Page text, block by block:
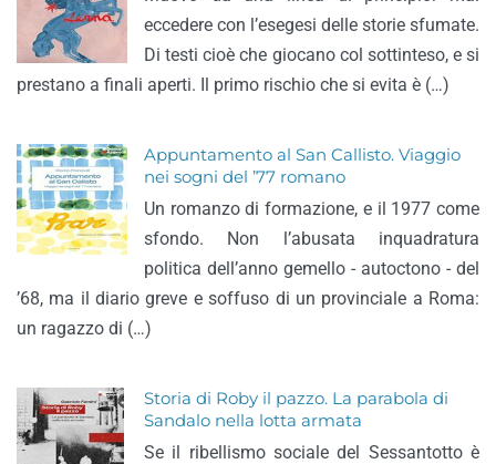
eccedere con l’esegesi delle storie sfumate.
Di testi cioè che giocano col sottinteso, e si
prestano a finali aperti. Il primo rischio che si evita è (…)
Appuntamento al San Callisto. Viaggio
nei sogni del ’77 romano
Un romanzo di formazione, e il 1977 come
sfondo. Non l’abusata inquadratura
politica dell’anno gemello - autoctono - del
’68, ma il diario greve e soffuso di un provinciale a Roma:
un ragazzo di (…)
Storia di Roby il pazzo. La parabola di
Sandalo nella lotta armata
Se il ribellismo sociale del Sessantotto è